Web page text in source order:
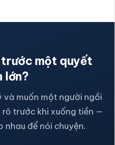
trước một quyết
lớn?
và muốn một người ngồi
rõ trước khi xuống tiền —
nhau để nói chuyện.